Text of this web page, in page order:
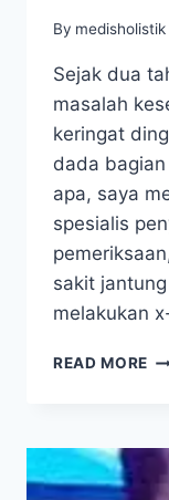
By medisholistik
Sejak dua
masalah
keringat
dada
apa, saya
spesialis
sakit
melakukan
READ MORE